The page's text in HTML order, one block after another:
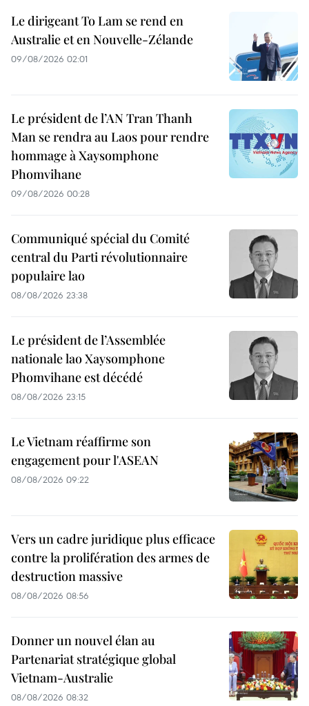
Le dirigeant To Lam se rend en
Australie et en Nouvelle-Zélande
09/08/2026 02:01
Le président de l’AN Tran Thanh
Man se rendra au Laos pour rendre
hommage à Xaysomphone
Phomvihane
09/08/2026 00:28
Communiqué spécial du Comité
central du Parti révolutionnaire
populaire lao
08/08/2026 23:38
Le président de l’Assemblée
nationale lao Xaysomphone
Phomvihane est décédé
08/08/2026 23:15
Le Vietnam réaffirme son
engagement pour l'ASEAN
08/08/2026 09:22
Vers un cadre juridique plus efficace
contre la prolifération des armes de
destruction massive
08/08/2026 08:56
Donner un nouvel élan au
Partenariat stratégique global
Vietnam-Australie
08/08/2026 08:32